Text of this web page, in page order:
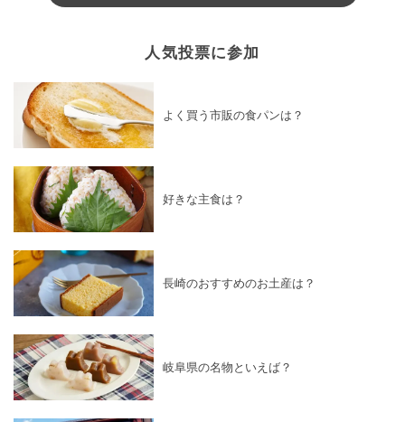
人気投票に参加
よく買う市販の食パンは？
好きな主食は？
長崎のおすすめのお土産は？
岐阜県の名物といえば？